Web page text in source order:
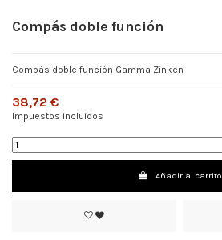
Compás doble función
Compás doble función Gamma Zinken
38,72 €
Impuestos incluidos
Añadir al carrito